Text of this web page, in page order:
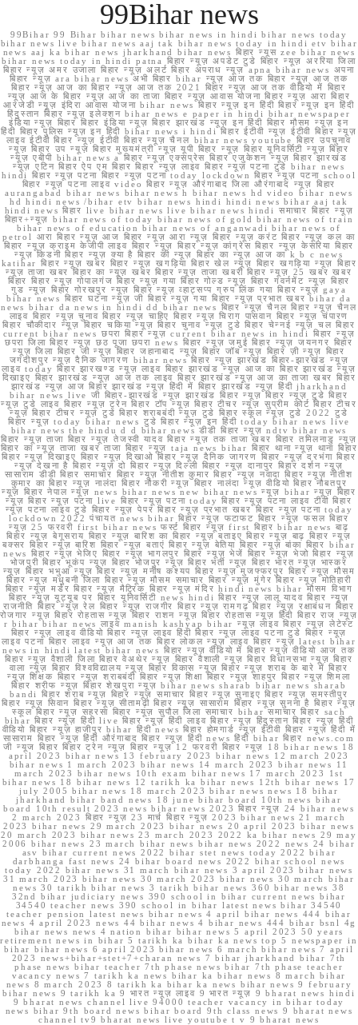
99Bihar news
99Bihar 99 Bihar bihar news bihar news in hindi bihar news today
bihar news live bihar news aaj tak bihar news today in hindi etv bihar
news aaj ka bihar news jharkhand bihar news बिहार न्यूस zee bihar news
bihar news today in hindi patna बिहार न्यूज़ अपडेट टुडे बिहार न्यूज़ अररिया जिला
बिहार न्यूज़ अमर उजाला बिहार न्यूज़ अलर्ट बिहार अपराध न्यूज़ apna bihar news अपना
बिहार न्यूज़ ara bihar news अभी बिहार bihar न्यूज़ आज तक बिहार न्यूज़ आज तक
बिहार न्यूज़ आज का बिहार न्यूज़ आज तक 2021 बिहार न्यूज़ आज तक वीडियो में बिहार
न्यूज़ आज के बिहार न्यूज़ आज का ताजा बिहार न्यूज़ आवास योजना बिहार न्यूज़ आरा बिहार
आरजेडी न्यूज़ इंदिरा आवास योजना bihar news बिहार न्यूज़ इन हिंदी बिहार न्यूज़ इन हिंदी
हिंदुस्तान बिहार न्यूज़ इलेक्शन bihar news e paper in hindi bihar newspaper
इंडिया न्यूज़ बिहार बिहार इंडिया न्यूज़ बिहार झारखंड न्यूज़ इन हिंदी बिहार मौसम न्यूज़ इन
हिंदी बिहार पुलिस न्यूज़ इन हिंदी bihar news i hindi बिहार ईटीवी न्यूज़ ईटीवी बिहार न्यूज़
लाइव ईटीवी बिहार न्यूज़ ईटीवी बिहार न्यूज़ चैनल bihar news youtube बिहार उपचुनाव
न्यूज़ बिहार उप न्यूज़ बिहार मुख्यमंत्री न्यूज़ यूपी बिहार न्यूज़ बिहार यूनिवर्सिटी न्यूज़ बिहार
न्यूज़ एबीपी bihar news a बिहार न्यूज़ एक्सप्रेस बिहार एजुकेशन न्यूज़ बिहार झारखंड
न्यूज़ एटिन बिहार ऐप एम बिहार बिहार न्यूज़ लाइव बिहार न्यूज़ पटना टुडे bihar news
hindi बिहार न्यूज़ पटना बिहार न्यूज़ पटना today lockdown बिहार न्यूज़ पटना school
बिहार न्यूज़ पटना लाइव video बिहार न्यूज़ औरंगाबाद जिला औरंगाबाद न्यूज़ बिहार
aurangabad bihar news bihar news h bihar news hd video bihar news
hd hindi news /bihar etv bihar news hindi hindi news bihar aaj tak
hindi news बिहार live bihar news live bihar news hindi समाचार बिहार न्यूज़
बिहार+न्यूज़ bihar news of today bihar news of gold bihar news of train
bihar news of education bihar news of anganwadi bihar news of
petrol आरा बिहार न्यूज़ आज बिहार न्यूज़ आरा न्यूज़ बिहार न्यूज़ करंट बिहार न्यूज़ कल का
बिहार न्यूज़ क्राइम केजीपी लाइव बिहार न्यूज़ बिहार न्यूज़ कांग्रेस बिहार न्यूज़ केसरिया बिहार
न्यूज़ किडनी बिहार न्यूज़ क्या है बिहार की न्यूज़ बिहार का न्यूज़ आज का k b c news
katihar बिहार न्यूज़ खबर बिहार न्यूज़ खगड़िया बिहार खेल न्यूज़ बिहार खगड़िया न्यूज़ बिहार
न्यूज़ ताजा खबर बिहार का न्यूज़ खबर बिहार न्यूज़ ताजा खबरी बिहार न्यूज़ 25 खबर खबर
बिहार बिहार न्यूज़ गोपालगंज बिहार न्यूज़ गया बिहार गोल्ड न्यूज़ बिहार गवर्नमेंट न्यूज़ बिहार
गुड न्यूज़ बिहार गोरखपुर न्यूज़ बिहार न्यूज़ व्हाट्सप्प ग्रुप लिंक गया बिहार न्यूज़ gaya
bihar news बिहार घटना न्यूज़ जी बिहार न्यूज़ गया बिहार न्यूज़ प्रभात खबर bihar da
news bihar da news in hindi dd bihar news बिहार न्यूज़ चैनल बिहार न्यूज़ चैनल
लाइव बिहार न्यूज़ चुनाव बिहार न्यूज़ चाहिए बिहार न्यूज़ चिराग पासवान बिहार न्यूज़ चंपारण
बिहार चौकीदार न्यूज़ बिहार चकिया न्यूज़ बिहार चुनाव न्यूज़ टुडे बिहार चेन्नई न्यूज़ चल बिहार
current bihar news छपरा बिहार न्यूज़ current bihar news in hindi बिहार न्यूज़
छपरा जिला बिहार न्यूज़ छठ पूजा छपरा news बिहार न्यूज़ जमुई बिहार न्यूज़ जयनगर बिहार
न्यूज़ जिला बिहार जी न्यूज़ बिहार जहानाबाद न्यूज़ बिहार जॉब न्यूज़ बिहार ज़ी न्यूज़ बिहार
जगदीशपुर न्यूज़ दैनिक जागरण bihar news बिहार न्यूज़ झारखंड बिहार-झारखंड न्यूज़
लाइव today बिहार झारखण्ड न्यूज़ लाइव बिहार झारखंड न्यूज़ आज का बिहार झारखंड न्यूज़
दिखाइए बिहार झारखंड न्यूज़ आज तक लाइव बिहार झारखंड न्यूज़ आज का ताजा खबर बिहार
झारखंड न्यूज़ आज बिहार झारखंड न्यूज़ हिंदी में बिहार झारखंड न्यूज़ हिंदी jharkhand
bihar news live जी बिहार-झारखंड न्यूज़ झारखंड बिहार न्यूज़ बिहार न्यूज़ टुडे बिहार
न्यूज़ टुडे लाइव बिहार न्यूज़ ट्रेन बिहार टॉप न्यूज़ बिहार टीचर न्यूज़ सुप्रीम कोर्ट बिहार टीचर
न्यूज़ बिहार टीचर न्यूज़ टुडे बिहार शराबबंदी न्यूज़ टुडे बिहार स्कूल न्यूज़ टुडे 2022 टुडे
बिहार न्यूज़ today bihar news टुडे बिहार न्यूज़ इन हिंदी today bihar news live
bihar news the hindu d d bihar news डीडी बिहार न्यूज़ ndtv bihar news
बिहार न्यूज़ ताजा बिहार न्यूज़ तेजस्वी यादव बिहार न्यूज़ तक ताजा खबर बिहार तमिलनाडु न्यूज़
बिहार का न्यूज़ ताजा खबर ताजा बिहार न्यूज़ taja news bihar बिहार थाना न्यूज़ थाना बिहार
बिहार न्यूज़ दिखाइए बिहार न्यूज़ दिखाओ बिहार न्यूज़ दैनिक जागरण बिहार न्यूज़ दरभंगा बिहार
न्यूज़ देखना है बिहार न्यूज़ दो बिहार न्यूज़ दिल्ली बिहार न्यूज़ दानापुर बिहार दर्शन न्यूज़
सासाराम डीडी बिहार समाचार बिहार न्यूज़ नीतीश कुमार बिहार न्यूज़ नवादा बिहार न्यूज़ नीतीश
कुमार का बिहार न्यूज़ नालंदा बिहार नौकरी न्यूज़ बिहार नालंदा न्यूज़ वीडियो बिहार नौबतपुर
न्यूज़ बिहार नेपाल न्यूज़ news bihar news new bihar news न्यूज़ bihar न्यूज़ बिहार
न्यूज़ बिहार न्यूज़ पटना live बिहार न्यूज़ पटना today बिहार न्यूज़ पटना लाइव टीवी बिहार
न्यूज़ पटना लाइव टुडे बिहार न्यूज़ पेपर बिहार न्यूज़ प्रभात खबर बिहार न्यूज़ पटना today
lockdown 2022 पंचायत news bihar बिहार न्यूज़ फटाफट बिहार न्यूज़ फसल बिहार
न्यूज़ 25 फरवरी first bihar news फर्स्ट बिहार न्यूज़ first बिहार bihar news बाढ़
बिहार न्यूज़ बेगूसराय बिहार न्यूज़ बारिश का बिहार न्यूज़ बताइए बिहार न्यूज़ बाढ़ बिहार न्यूज़
बक्सर बिहार न्यूज़ बारिश बिहार न्यूज़ बताएं बिहार न्यूज़ बेतिया बिहार न्यूज़ बांका बिहार bihar
news बिहार न्यूज़ भेजिए बिहार न्यूज़ भागलपुर बिहार न्यूज़ भेजें बिहार न्यूज़ भेजो बिहार न्यूज़
भोजपुरी बिहार भूकंप न्यूज़ बिहार भोजपुर न्यूज़ बिहार भर्ती न्यूज़ बिहार भारत न्यूज़ भास्कर
न्यूज़ बिहार भभुआ न्यूज़ बिहार न्यूज़ मनीष कश्यप बिहार न्यूज़ मुजफ्फरपुर बिहार न्यूज़ मौसम
बिहार न्यूज़ मधुबनी जिला बिहार न्यूज़ मौसम समाचार बिहार न्यूज़ मुंगेर बिहार न्यूज़ मोतिहारी
बिहार न्यूज़ मर्डर बिहार न्यूज़ मैट्रिक बिहार न्यूज़ मंदिर hindi news bihar मौसम विभाग
बिहार न्यूज़ यूट्यूब पर बिहार यूनिवर्सिटी news hindi बिहार न्यूज़ लालू यादव बिहार न्यूज़
राजनीति बिहार न्यूज़ रेल बिहार न्यूज़ राजगीर बिहार न्यूज़ रामगढ़ बिहार न्यूज़ रक्षाबंधन बिहार
रोजगार न्यूज़ बिहार रोहतास न्यूज़ बिहार राशन न्यूज़ बिहार रोहतास न्यूज़ हिंदी बिहार राज न्यूज़
r bihar bihar news लाइव manish kashyap bihar न्यूज़ लाइव बिहार न्यूज़ लेटेस्ट
बिहार न्यूज़ लाइव वीडियो बिहार न्यूज़ लाइव हिंदी बिहार न्यूज़ लाइव पटना टुडे बिहार न्यूज़
लाइव पटना बिहार लाइव न्यूज़ आज तक बिहार लोकल न्यूज़ लाइव बिहार न्यूज़ latest bihar
news in hindi latest bihar news बिहार न्यूज़ वीडियो में बिहार न्यूज़ वीडियो आज तक
बिहार न्यूज़ वैशाली जिला बिहार वेअथेर न्यूज़ बिहार वैशाली न्यूज़ बिहार विधानसभा न्यूज़ बिहार
वाला न्यूज़ बिहार विश्वविद्यालय न्यूज़ बिहार विकास न्यूज़ बिहार न्यूज़ शराब के बारे में बिहार
न्यूज़ शिक्षक बिहार न्यूज़ शराबबंदी बिहार न्यूज़ शिक्षा बिहार न्यूज़ शाहपुर बिहार न्यूज़ शिमला
बिहार शरीफ न्यूज़ बिहार शेखपुरा न्यूज़ bihar news sharab bihar news sharab
bandi बिहार शराब न्यूज़ बिहार न्यूज़ समाचार बिहार न्यूज़ सुनाइए बिहार न्यूज़ समस्तीपुर
बिहार न्यूज़ सिवान बिहार न्यूज़ सीतामढ़ी बिहार न्यूज़ सासाराम बिहार न्यूज़ सुनना है बिहार न्यूज़
स्कूल बिहार न्यूज़ सहरसा बिहार न्यूज़ सुपौल जिला समाचार bihar समाचार बिहार sach
bihar बिहार न्यूज़ हिंदी live बिहार न्यूज़ हिंदी लाइव बिहार न्यूज़ हिंदुस्तान बिहार न्यूज़ हिंदी
वीडियो बिहार न्यूज़ हाजीपुर bihar हिंदी news बिहार होमगार्ड न्यूज़ ईटीवी बिहार न्यूज़ हिंदी में
सासाराम बिहार न्यूज़ हिंदी औरंगाबाद बिहार न्यूज़ हिंदी news हिंदी bihar बिहार news.com
जी न्यूज बिहार बिहार ट्रेन न्यूज़ बिहार न्यूज़ 12 फरवरी बिहार न्यूज़ 18 bihar news 18
april 2023 bihar news 13 february 2023 bihar news 12 march 2023
bihar news 1 march 2023 bihar news 14 march 2023 bihar news 11
march 2023 bihar news 10th exam bihar news 17 march 2023 1st
bihar news 18 bihar news 12 tarikh ka bihar news 12th bihar news 17
july 2005 bihar news 18 march 2023 bihar news news 18 bihar
jharkhand bihar band news 18 june bihar board 10th news bihar
board 10th result 2023 news bihar news 2023 बिहार न्यूज़ 24 bihar news
2 march 2023 बिहार न्यूज़ 23 मार्च बिहार न्यूज़ 2023 bihar news 21 march
2023 bihar news 29 march 2023 bihar news 20 april 2023 bihar news
20 march 2023 bihar news 23 march 2023 2022 ka bihar news 29 may
2006 bihar news 23 march bihar news bihar news 2022 news 24 bihar
asv bihar current news 2022 bihar stet news today 2022 bihar
darbhanga fast news 24 bihar board news 2022 bihar school news
today 2022 bihar news 31 march bihar news 3 april 2023 bihar news
31 march 2023 bihar news 30 march 2023 bihar news 30 march bihar
news 30 tarikh bihar news 3 tarikh bihar news 360 bihar news 38
32nd bihar judiciary news 390 school in bihar current news bihar
34540 teacher news 390 school in bihar latest news bihar 34540
teacher pension latest news bihar news 4 april bihar news 444 bihar
news 4 april 2023 news 44 bihar news 4 bihar news 444 bihar bsnl 4g
bihar news news 4 nation bihar bihar news 5 april 2023 50 years
retirement news in bihar 5 tarikh ka bihar ka news top 5 newspaper in
bihar bihar news 6 april 2023 bihar news 6 march bihar news 7 april
2023 news+bihar+stet+7+charan news 7 bihar jharkhand bihar 7th
phase news bihar teacher 7th phase news bihar 7th phase teacher
vacancy news 7 tarikh ka news bihar ka bihar news 8 march bihar
news 8 march 2023 8 tarikh ka bihar ka news bihar news 9 february
bihar news 9 tarikh ka 9 भारत न्यूज़ लाइव 9 भारत न्यूज़ 9 bharat news hindi
9 bharat news channel live 94000 teacher vacancy in bihar today
news bihar 9th board news bihar board 9th class news 9 bharat news
channel tv9 bharat news live youtube t v 9 bharat news